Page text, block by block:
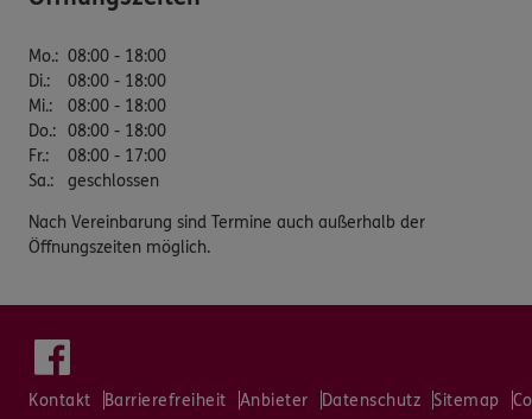
Mo.: 08:00 - 18:00
Di.:
08:00 - 18:00
Mi.:
08:00 - 18:00
Do.: 08:00 - 18:00
Fr.:
08:00 - 17:00
Sa.: geschlossen
Nach Vereinbarung sind Termine auch außerhalb der
Öffnungszeiten möglich.
Kontakt Barrierefreiheit Anbieter Datenschutz Sitemap